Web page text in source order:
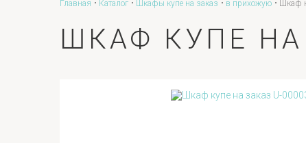
Главная Каталог Шкафы купе на заказ в прихожую Шкаф
ШКАФ КУПЕ НА